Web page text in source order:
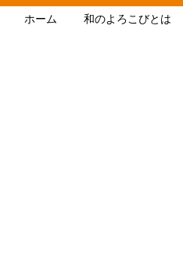
ホーム 和のよろこびとは